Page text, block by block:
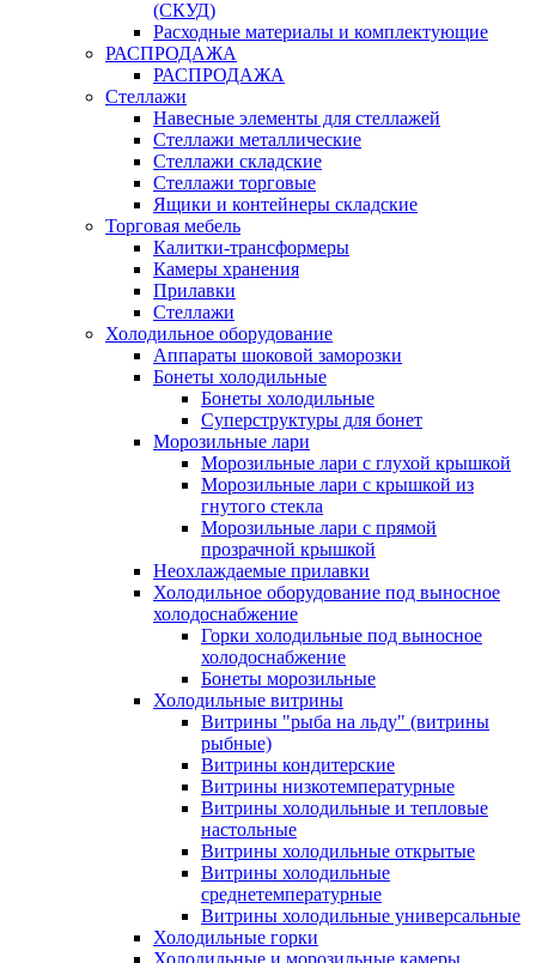
(СКУД)
Расходные материалы и комплектующие
РАСПРОДАЖА
РАСПРОДАЖА
Стеллажи
Навесные элементы для стеллажей
Стеллажи металлические
Стеллажи складские
Стеллажи торговые
Ящики и контейнеры складские
Торговая мебель
Калитки-трансформеры
Камеры хранения
Прилавки
Стеллажи
Холодильное оборудование
Аппараты шоковой заморозки
Бонеты холодильные
Бонеты холодильные
Суперструктуры для бонет
Морозильные лари
Морозильные лари с глухой крышкой
Морозильные лари с крышкой из
гнутого стекла
Морозильные лари с прямой
прозрачной крышкой
Неохлаждаемые прилавки
Холодильное оборудование под выносное
холодоснабжение
Горки холодильные под выносное
холодоснабжение
Бонеты морозильные
Холодильные витрины
Витрины "рыба на льду" (витрины
рыбные)
Витрины кондитерские
Витрины низкотемпературные
Витрины холодильные и тепловые
настольные
Витрины холодильные открытые
Витрины холодильные
среднетемпературные
Витрины холодильные универсальные
Холодильные горки
Холодильные и морозильные камеры